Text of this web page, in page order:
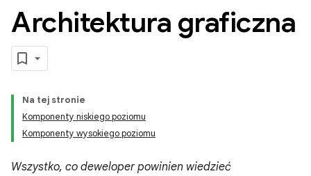
Architektura graficzna
Na tej stronie
Komponenty niskiego poziomu
Komponenty wysokiego poziomu
Wszystko, co deweloper powinien wiedzieć